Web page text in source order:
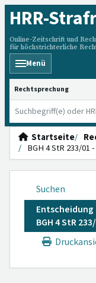
HRR-
Online-Zeitschrift und
für höchstrichterliche
Menü
HRRS durchsuchen
Startseite
BGH 4 StR 233/01
Suchen
Entscheidung
BGH 4 StR